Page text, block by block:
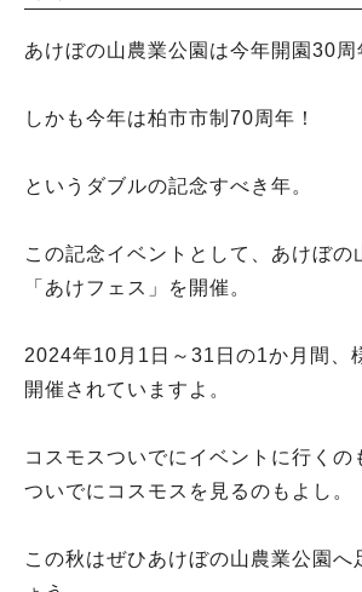
あけぼの山農業公園は今年開園30周
しかも今年は柏市市制70周年！
というダブルの記念すべき年。
この記念イベントとして、あけぼの
「あけフェス」を開催。
2024年10月1日～31日の1か月間、
開催されていますよ。
コスモスついでにイベントに行くの
ついでにコスモスを見るのもよし。
この秋はぜひあけぼの山農業公園へ